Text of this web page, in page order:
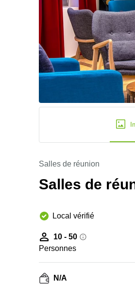
Salles de réunion
Salles de
Local vérifié
10 - 50
Personnes
N/A